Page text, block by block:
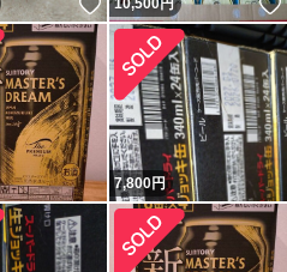
いいね！
10,500円
7,800円